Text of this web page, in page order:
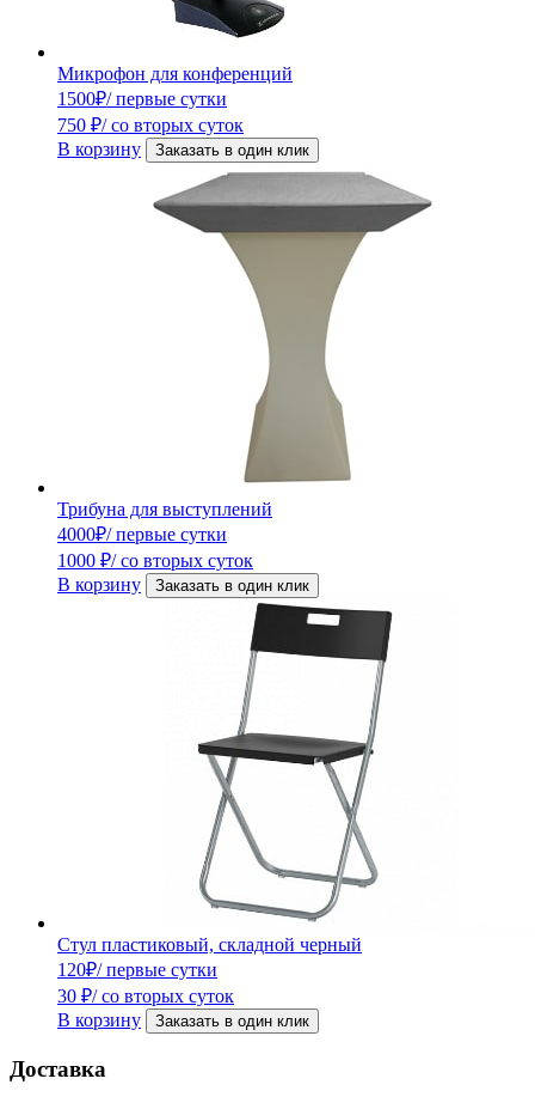
Микрофон для конференций
1500₽/ первые сутки
750 ₽/ со вторых суток
В корзину
Заказать в один клик
Трибуна для выступлений
4000₽/ первые сутки
1000 ₽/ со вторых суток
В корзину
Заказать в один клик
Стул пластиковый, складной черный
120₽/ первые сутки
30 ₽/ со вторых суток
В корзину
Заказать в один клик
Доставка